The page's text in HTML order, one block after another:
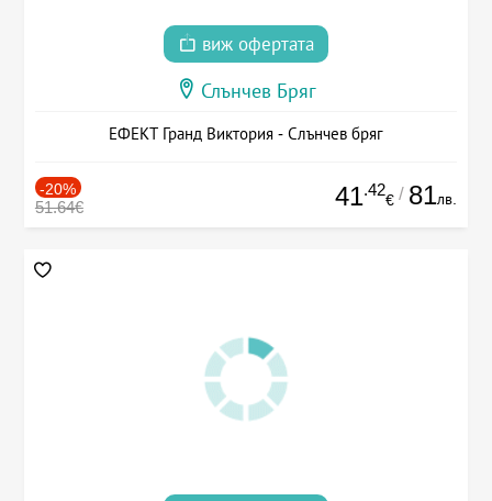
виж офертата
Слънчев Бряг
ЕФЕКТ Гранд Виктория - Слънчев бряг
-20%
51.64€ 41.42
€ / 81лв.